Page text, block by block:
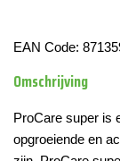
EAN Code:
Omschrijving
ProCare super is
opgroeiende en